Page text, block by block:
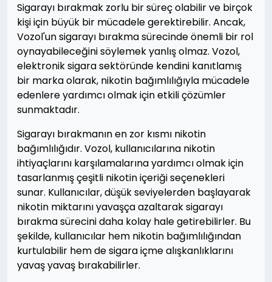
Sigarayı bırakmak zorlu bir süreç olabilir ve birçok
kişi için büyük bir mücadele gerektirebilir. Ancak,
Vozol'un sigarayı bırakma sürecinde önemli bir rol
oynayabileceğini söylemek yanlış olmaz. Vozol,
elektronik sigara sektöründe kendini kanıtlamış
bir marka olarak, nikotin bağımlılığıyla mücadele
edenlere yardımcı olmak için etkili çözümler
sunmaktadır.
Sigarayı bırakmanın en zor kısmı nikotin
bağımlılığıdır. Vozol, kullanıcılarına nikotin
ihtiyaçlarını karşılamalarına yardımcı olmak için
tasarlanmış çeşitli nikotin içeriği seçenekleri
sunar. Kullanıcılar, düşük seviyelerden başlayarak
nikotin miktarını yavaşça azaltarak sigarayı
bırakma sürecini daha kolay hale getirebilirler. Bu
şekilde, kullanıcılar hem nikotin bağımlılığından
kurtulabilir hem de sigara içme alışkanlıklarını
yavaş yavaş bırakabilirler.